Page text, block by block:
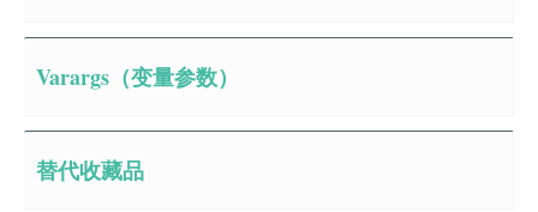
Varargs（变量参数）
替代收藏品